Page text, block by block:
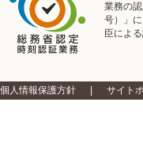
業務の
号）」
臣によ
個人情報保護方針 サイト